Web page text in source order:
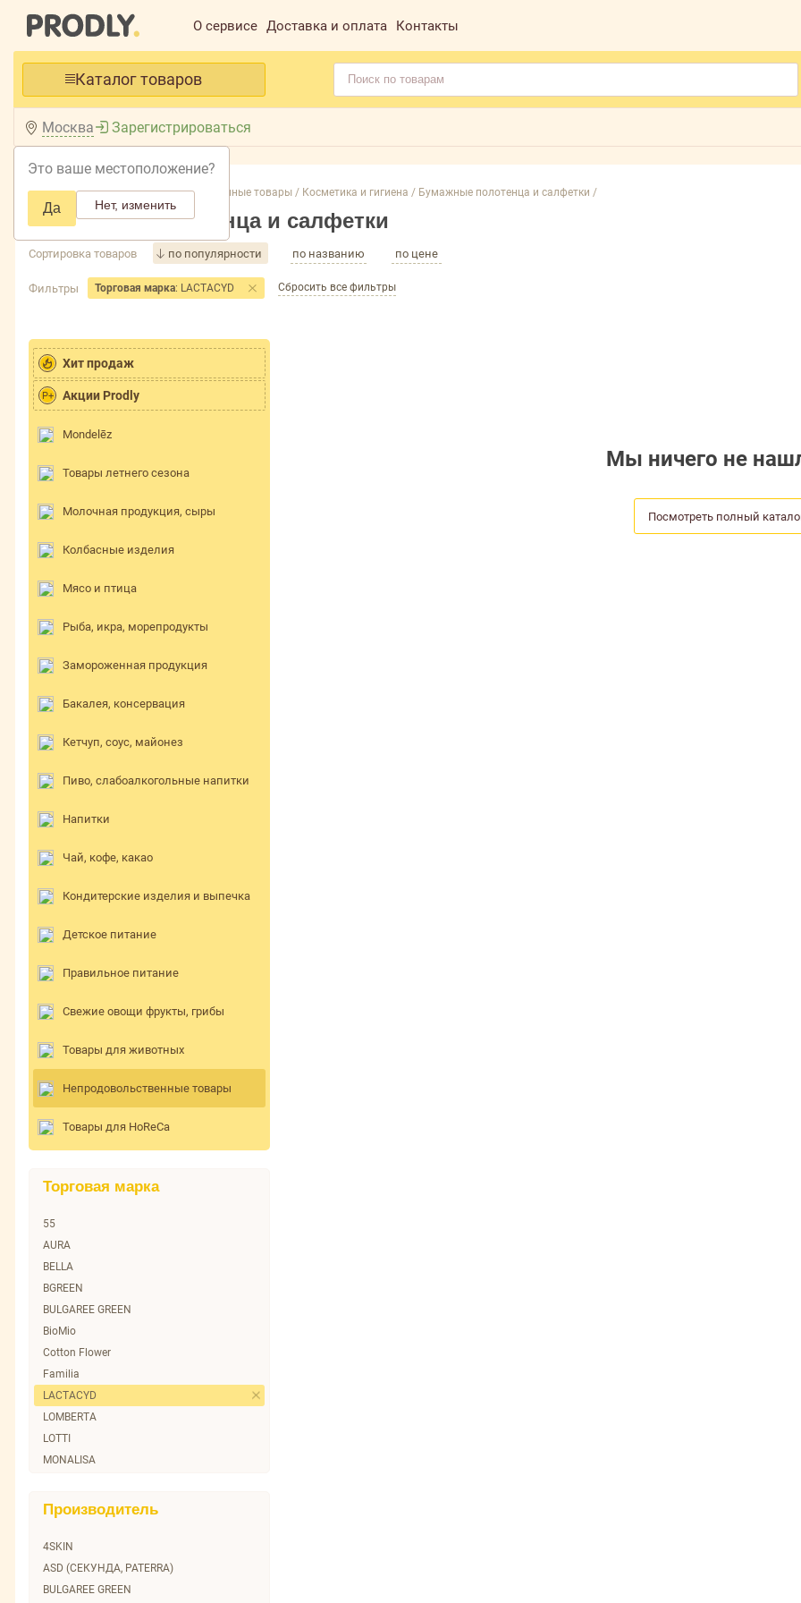
О сервисе Доставка и оплата Контакты
Каталог товаров
Москва
Это ваше местоположение?
Да Нет, изменить
Зарегистрироваться
Главная /Каталог /Непродовольственные товары / Косметика и гигиена / Бумажные полотенца и салфетки /
Бумажные полотенца и салфетки
Сортировка товаров по популярности по названию по цене
Фильтры Торговая марка: LACTACYD Сбросить все фильтры
Хит продаж
P+ Акции Prodly
Mondelēz
Товары летнего сезона
Молочная продукция, сыры
Колбасные изделия
Мясо и птица
Рыба, икра, морепродукты
Замороженная продукция
Бакалея, консервация
Кетчуп, соус, майонез
Пиво, слабоалкогольные напитки
Напитки
Чай, кофе, какао
Кондитерские изделия и выпечка
Детское питание
Правильное питание
Свежие овощи фрукты, грибы
Товары для животных
Непродовольственные товары
Товары для HoReCa
Торговая марка
55
AURA
BELLA
BGREEN
BULGAREE GREEN
BioMio
Cotton Flower
Familia
LACTACYD
LOMBERTA
LOTTI
MONALISA
OLA!
PATERRA
PREDO Baby
Papia
Производитель
4SKIN
ASD (СЕКУНДА, PATERRA)
BULGAREE GREEN
Мы ничего не
Посмотреть полный